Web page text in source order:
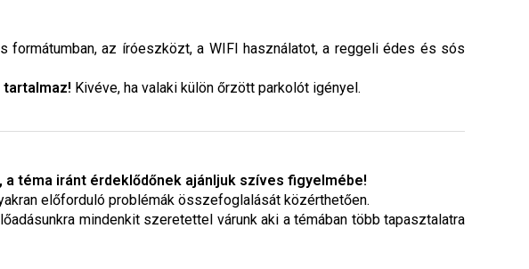
az íróeszközt, a WIFI használatot, a reggeli édes és sós
Kivéve, ha valaki külön őrzött parkolót igényel.
téma iránt érdeklődőnek ajánljuk szíves figyelmébe!
előforduló problémák összefoglalását közérthetően.
mindenkit szeretettel várunk aki a témában több tapasztalatra